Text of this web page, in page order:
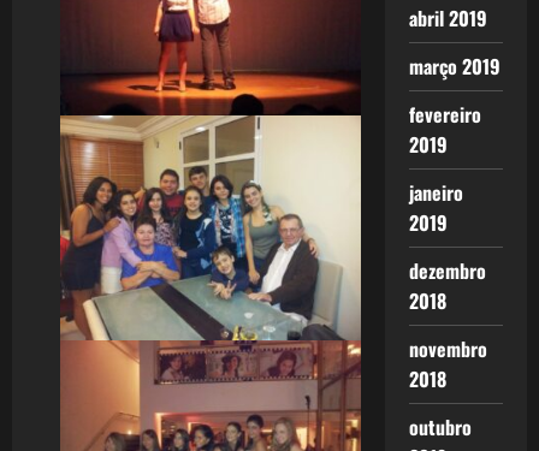
abril 2019
março 2019
fevereiro
2019
janeiro
2019
dezembro
2018
novembro
2018
outubro